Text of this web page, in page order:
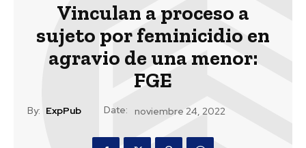
Vinculan a proceso a
sujeto por feminicidio en
agravio de una menor:
FGE
By: ExpPub Date: noviembre 24, 2022